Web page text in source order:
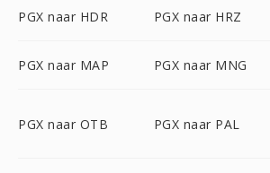
PGX naar HDR PGX naar HRZ
PGX naar MAP PGX naar MNG
PGX naar OTB PGX naar PAL